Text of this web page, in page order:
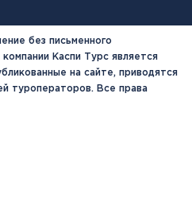
без письменного
Каспи Турс является
на сайте, приводятся
туроператоров. Все права